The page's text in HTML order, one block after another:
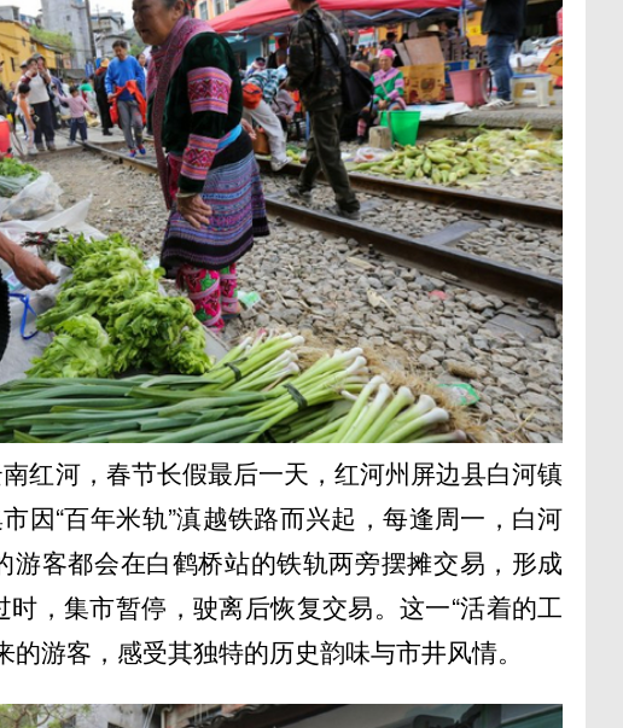
红河，春节长假最后一天，红河州屏边县白河镇
因“百年米轨”滇越铁路而兴起，每逢周一，白河
游客都会在白鹤桥站的铁轨两旁摆摊交易，形成
，集市暂停，驶离后恢复交易。这一“活着的工
游客，感受其独特的历史韵味与市井风情。